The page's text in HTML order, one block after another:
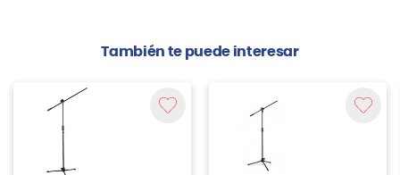
También te puede interesar